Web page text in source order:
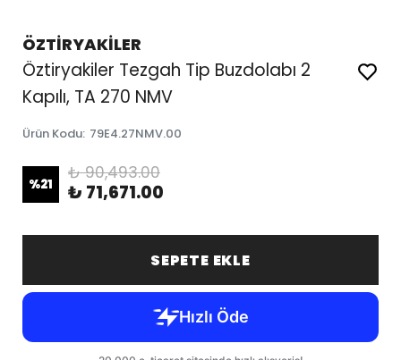
ÖZTİRYAKİLER
Öztiryakiler Tezgah Tip Buzdolabı 2
Kapılı, TA 270 NMV
Ürün Kodu: 79E4.27NMV.00
%21
₺ 90,493.00
₺ 71,671.00
SEPETE EKLE